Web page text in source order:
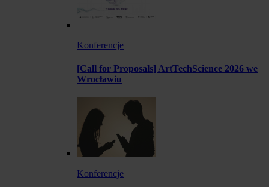
Konferencje
[Call for Proposals] ArtTechScience 2026 we
Wrocławiu
Konferencje